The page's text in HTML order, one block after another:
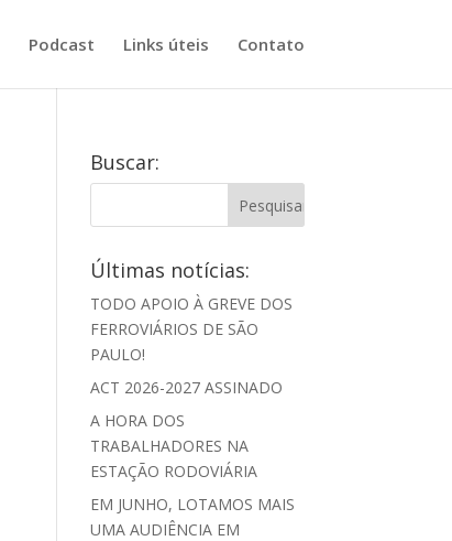
Podcast Links úteis Contato
Buscar:
Últimas notícias:
TODO APOIO À GREVE DOS
FERROVIÁRIOS DE SÃO
PAULO!
ACT 2026-2027 ASSINADO
A HORA DOS
TRABALHADORES NA
ESTAÇÃO RODOVIÁRIA
EM JUNHO, LOTAMOS MAIS
UMA AUDIÊNCIA EM